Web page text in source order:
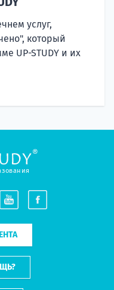
услуг,
который
UP-STUDY и их